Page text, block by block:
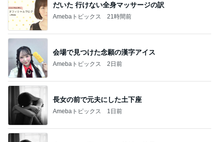
だいた 行けない全身マッサージの訳
Amebaトピックス 21時間前
会場で見つけた念願の漢字アイス
Amebaトピックス 2日前
長女の前で元夫にした土下座
Amebaトピックス 1日前